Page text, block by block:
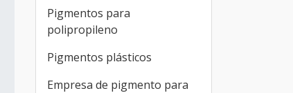
Pigmentos para
polipropileno
Pigmentos plásticos
Empresa de pigmento para